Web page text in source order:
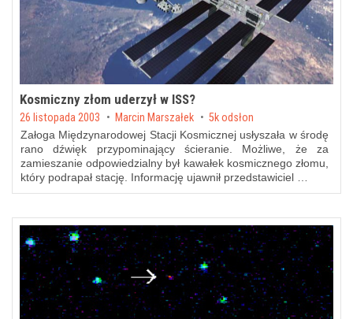
Kosmiczny złom uderzył w ISS?
Posted on
26 listopada 2003 by Marcin Marszałek 5k odsłon
Załoga Międzynarodowej Stacji Kosmicznej usłyszała w środę
rano dźwięk przypominający ścieranie. Możliwe, że za
zamieszanie odpowiedzialny był kawałek kosmicznego złomu,
który podrapał stację. Informację ujawnił przedstawiciel …